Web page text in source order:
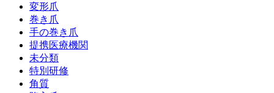
変形爪
巻き爪
手の巻き爪
提携医療機関
未分類
特別研修
角質